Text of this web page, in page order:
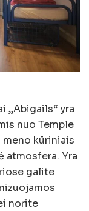
„Abigails“ yra
nuo Temple
meno kūriniais
atmosfera. Yra
galite
norite